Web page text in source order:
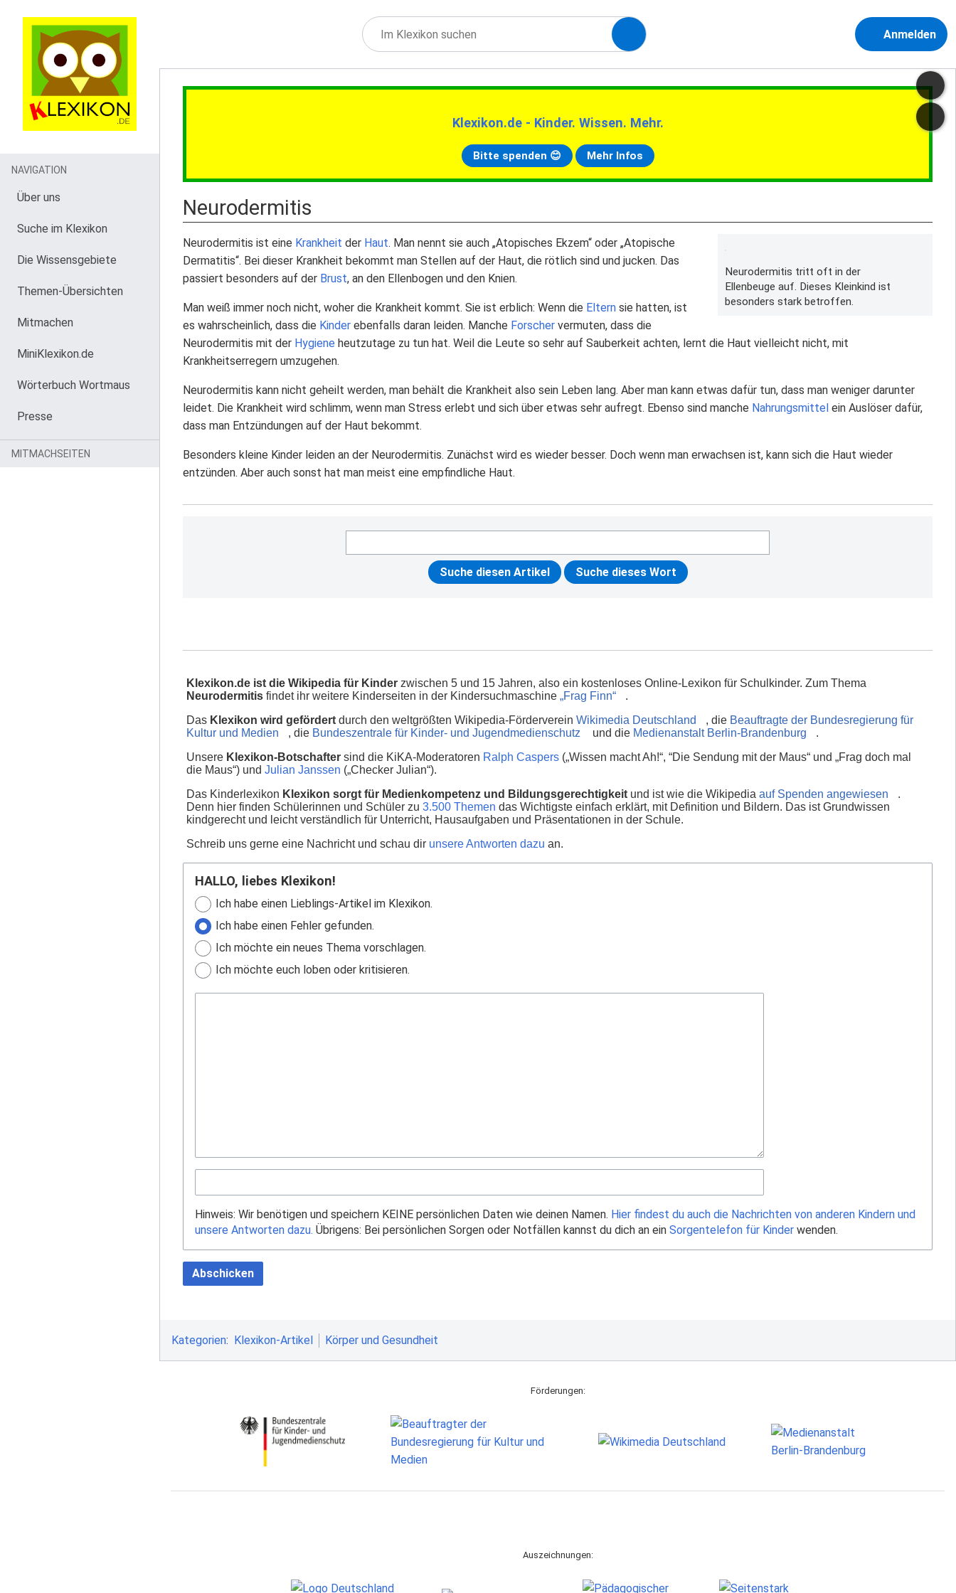
Anmelden
Klexikon.de - Kinder. Wissen. Mehr.
Bitte spenden 😊 Mehr Infos
Neurodermitis
Neurodermitis tritt oft in der
Ellenbeuge auf. Dieses Kleinkind ist
besonders stark betroffen.
Neurodermitis ist eine Krankheit der Haut. Man nennt sie auch „Atopisches Ekzem“ oder „Atopische
Dermatitis“. Bei dieser Krankheit bekommt man Stellen auf der Haut, die rötlich sind und jucken. Das
passiert besonders auf der Brust, an den Ellenbogen und den Knien.
Man weiß immer noch nicht, woher die Krankheit kommt. Sie ist erblich: Wenn die Eltern sie hatten, ist
es wahrscheinlich, dass die Kinder ebenfalls daran leiden. Manche Forscher vermuten, dass die
Neurodermitis mit der Hygiene heutzutage zu tun hat. Weil die Leute so sehr auf Sauberkeit achten, lernt die Haut vielleicht nicht, mit
Krankheitserregern umzugehen.
Neurodermitis kann nicht geheilt werden, man behält die Krankheit also sein Leben lang. Aber man kann etwas dafür tun, dass man weniger darunter
leidet. Die Krankheit wird schlimm, wenn man Stress erlebt und sich über etwas sehr aufregt. Ebenso sind manche Nahrungsmittel ein Auslöser dafür,
dass man Entzündungen auf der Haut bekommt.
Besonders kleine Kinder leiden an der Neurodermitis. Zunächst wird es wieder besser. Doch wenn man erwachsen ist, kann sich die Haut wieder
entzünden. Aber auch sonst hat man meist eine empfindliche Haut.
Klexikon.de ist die Wikipedia für Kinder zwischen 5 und 15 Jahren, also ein kostenloses Online-Lexikon für Schulkinder. Zum Thema
Neurodermitis findet ihr weitere Kinderseiten in der Kindersuchmaschine „Frag Finn“
.
Das Klexikon wird gefördert durch den weltgrößten Wikipedia-Förderverein Wikimedia Deutschland , die Beauftragte der Bundesregierung für
Kultur und Medien
, die Bundeszentrale für Kinder- und Jugendmedienschutz und die Medienanstalt Berlin-Brandenburg
.
Unsere Klexikon-Botschafter sind die KiKA-Moderatoren Ralph Caspers („Wissen macht Ah!“, “Die Sendung mit der Maus“ und „Frag doch mal
die Maus“) und Julian Janssen („Checker Julian“).
Das Kinderlexikon Klexikon sorgt für Medienkompetenz und Bildungsgerechtigkeit und ist wie die Wikipedia auf Spenden angewiesen
.
Denn hier finden Schülerinnen und Schüler zu 3.500 Themen das Wichtigste einfach erklärt, mit Definition und Bildern. Das ist Grundwissen
kindgerecht und leicht verständlich für Unterricht, Hausaufgaben und Präsentationen in der Schule.
Schreib uns gerne eine Nachricht und schau dir unsere Antworten dazu an.
HALLO, liebes Klexikon!
Ich habe einen Lieblings-Artikel im Klexikon.
Ich habe einen Fehler gefunden.
Ich möchte ein neues Thema vorschlagen.
Ich möchte euch loben oder kritisieren.
Hinweis: Wir benötigen und speichern KEINE persönlichen Daten wie deinen Namen. Hier findest du auch die Nachrichten von anderen Kindern und
unsere Antworten dazu. Übrigens: Bei persönlichen Sorgen oder Notfällen kannst du dich an ein Sorgentelefon für Kinder wenden.
Abschicken
Kategorien: Klexikon-Artikel Körper und Gesundheit
NAVIGATION
Über uns
Suche im Klexikon
Die Wissensgebiete
Themen-Übersichten
Mitmachen
MiniKlexikon.de
Wörterbuch Wortmaus
Presse
MITMACHSEITEN
Förderungen:
Auszeichnungen: